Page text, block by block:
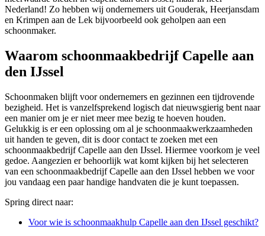
Nederland! Zo hebben wij ondernemers uit Gouderak, Heerjansdam
en Krimpen aan de Lek bijvoorbeeld ook geholpen aan een
schoonmaker.
Waarom schoonmaakbedrijf Capelle aan
den IJssel
Schoonmaken blijft voor ondernemers en gezinnen een tijdrovende
bezigheid. Het is vanzelfsprekend logisch dat nieuwsgierig bent naar
een manier om je er niet meer mee bezig te hoeven houden.
Gelukkig is er een oplossing om al je schoonmaakwerkzaamheden
uit handen te geven, dit is door contact te zoeken met een
schoonmaakbedrijf Capelle aan den IJssel. Hiermee voorkom je veel
gedoe. Aangezien er behoorlijk wat komt kijken bij het selecteren
van een schoonmaakbedrijf Capelle aan den IJssel hebben we voor
jou vandaag een paar handige handvaten die je kunt toepassen.
Spring direct naar:
Voor wie is schoonmaakhulp Capelle aan den IJssel geschikt?